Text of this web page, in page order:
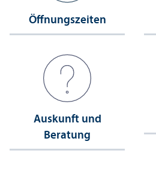
Öffnungs­zeiten
Auskunft und
Beratung